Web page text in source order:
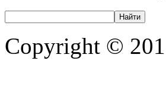
Copyright ©